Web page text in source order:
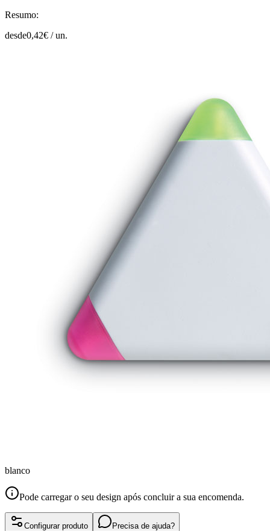
Resumo:
desde0,42€ /un.
blanco
Pode carregar o seu design após concluir a sua encomenda.
Configurar produto Precisa de ajuda?